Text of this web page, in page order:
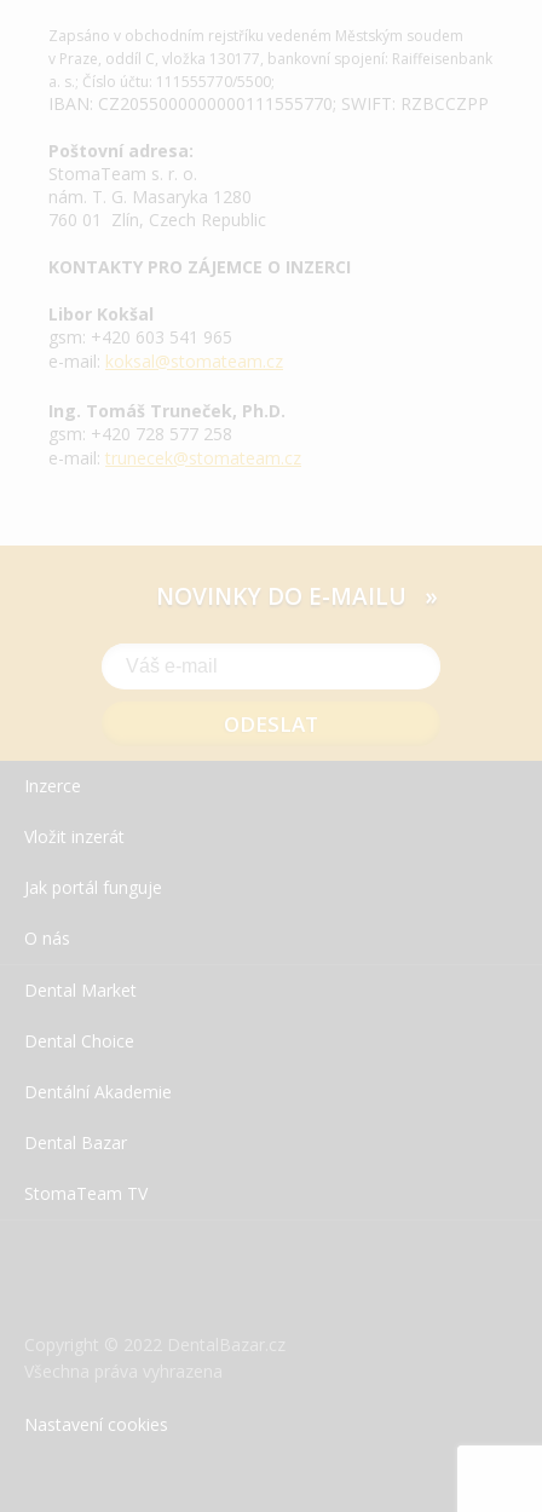
Zapsáno v obchodním rejstříku vedeném Městským soudem
v Praze, oddíl C, vložka 130177, bankovní spojení: Raiffeisenbank
a. s.; Číslo účtu: 111555770/5500;
IBAN: CZ2055000000000111555770; SWIFT: RZBCCZPP
Poštovní adresa:
StomaTeam s. r. o.
nám. T. G. Masaryka 1280
760 01 Zlín, Czech Republic
KONTAKTY PRO ZÁJEMCE O INZERCI
Libor Kokšal
gsm: +420 603 541 965
e-mail: koksal@stomateam.cz
Ing. Tomáš Truneček, Ph.D.
gsm: +420 728 577 258
e-mail: trunecek@stomateam.cz
NOVINKY DO E-MAILU »
Inzerce
Vložit inzerát
Jak portál funguje
O nás
Dental Market
Dental Choice
Dentální Akademie
Dental Bazar
StomaTeam TV
Nastavení cookies